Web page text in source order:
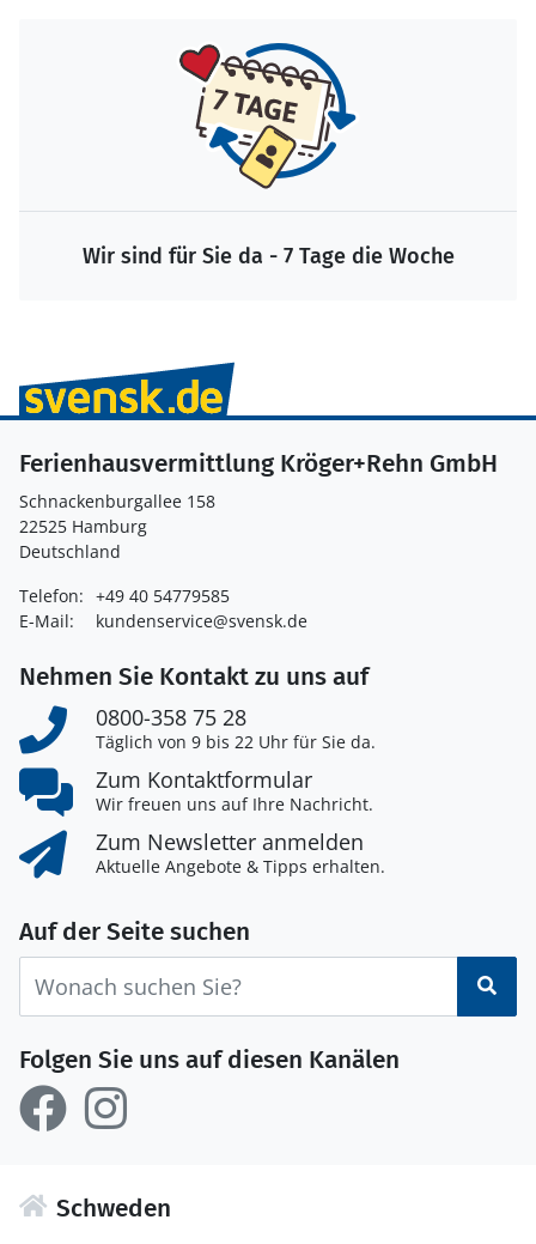
Wir sind für Sie da - 7 Tage die Woche
Ferienhausvermittlung Kröger+Rehn GmbH
Schnackenburgallee 158
22525 Hamburg
Deutschland
Telefon: +49 40 54779585
E-Mail:
kundenservice@svensk.de
Nehmen Sie Kontakt zu uns auf
0800-358 75 28
Täglich von 9 bis 22 Uhr für Sie da.
Zum Kontaktformular
Wir freuen uns auf Ihre Nachricht.
Zum Newsletter anmelden
Aktuelle Angebote & Tipps erhalten.
Auf der Seite suchen
Folgen Sie uns auf diesen Kanälen
Schweden